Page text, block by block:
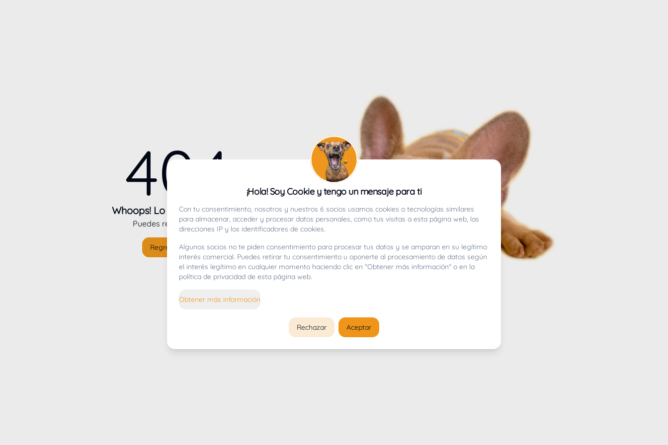
404
Whoops! Lo sentimos mucho.
Puedes regresar alinicio
Regresar al inicio
¡Hola! Soy Cookie y tengo un mensaje para ti
Con tu consentimiento, nosotros y nuestros 6 socios usamos cookies o tecnologías similares
para almacenar, acceder y procesar datos personales, como tus visitas a esta página web, las
direcciones IP y los identificadores de cookies.
Algunos socios no te piden consentimiento para procesar tus datos y se amparan en su legítimo
interés comercial. Puedes retirar tu consentimiento u oponerte al procesamiento de datos según
el interés legítimo en cualquier momento haciendo clic en "Obtener más información" o en la
política de privacidad de esta página web.
Obtener más información
Rechazar Aceptar